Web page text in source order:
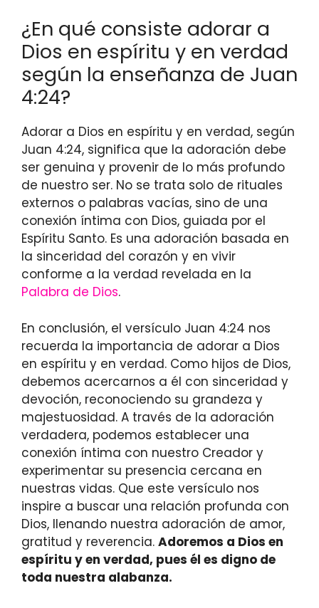
¿En qué consiste adorar a
Dios en espíritu y en verdad
según la enseñanza de Juan
4:24?
Adorar a Dios en espíritu y en verdad, según
Juan 4:24, significa que la adoración debe
ser genuina y provenir de lo más profundo
de nuestro ser. No se trata solo de rituales
externos o palabras vacías, sino de una
conexión íntima con Dios, guiada por el
Espíritu Santo. Es una adoración basada en
la sinceridad del corazón y en vivir
conforme a la verdad revelada en la
Palabra de Dios.
En conclusión, el versículo Juan 4:24 nos
recuerda la importancia de adorar a Dios
en espíritu y en verdad. Como hijos de Dios,
debemos acercarnos a él con sinceridad y
devoción, reconociendo su grandeza y
majestuosidad. A través de la adoración
verdadera, podemos establecer una
conexión íntima con nuestro Creador y
experimentar su presencia cercana en
nuestras vidas. Que este versículo nos
inspire a buscar una relación profunda con
Dios, llenando nuestra adoración de amor,
gratitud y reverencia. Adoremos a Dios en
espíritu y en verdad, pues él es digno de
toda nuestra alabanza.